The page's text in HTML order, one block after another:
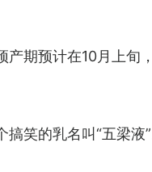
期预计在10月上旬
笑的乳名叫“五梁液